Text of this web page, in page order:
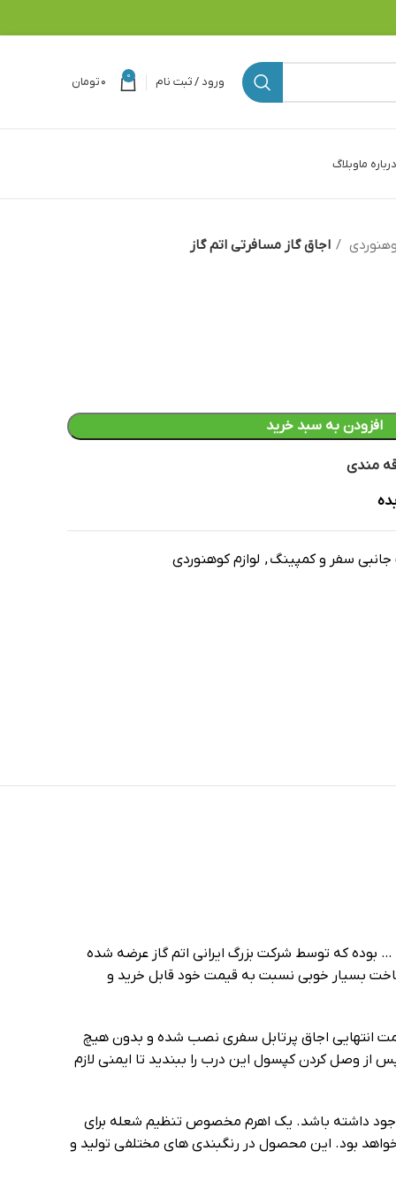
ورود / ثبت نام 0 ۰تومان
درباره ماوبلاگ
اجاق گاز مسافرتی اتم گاز
افزودن به سبد خرید
مندی
جانبی سفر و کمپینگ, لوازم کوهنوردی
… بوده که توسط شرکت بزرگ ایرانی اتم گاز عرضه شده
بسیار خوبی نسبت به قیمت خود قابل خرید و
کار خواهد کرد. این کپسول در قسمت انتهایی اجاق پرتابل سفری نصب شده و بدون هیچ
از وصل کردن کپسول این درب را ببندید تا ایمنی لازم
داشته باشد. یک اهرم مخصوص تنظیم شعله برای
خواهد بود. این محصول در رنگبندی های مختلفی تولید و